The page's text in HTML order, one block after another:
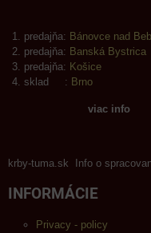
predajňa: Bánovce nad
predajňa: Banská Bystrica
predajňa: Košice
sklad : Brno
viac info
krby-tuma.sk Info o
INFORMÁCIE
Privacy - policy